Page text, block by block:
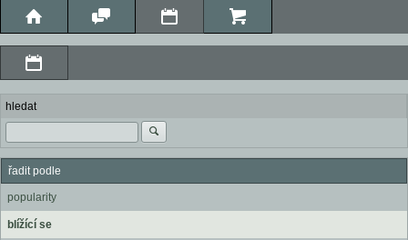
hledat
řadit podle
popularity
blížící se